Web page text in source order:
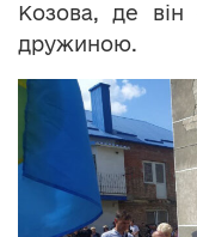
Козова, де
дружиною.